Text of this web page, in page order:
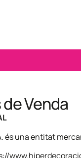
Venda
és una entitat